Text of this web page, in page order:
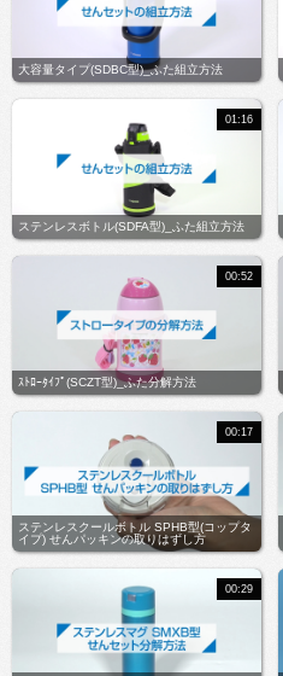
大容量タイプ(SDBC型)_ふた組立方法
ステンレスボトル(SDFA型)_ふた組立方法
01:16
ｽﾄﾛｰﾀｲﾌﾟ(SCZT型)_ふた分解方法
00:52
ステンレスクールボトル SPHB型(コップタ
イプ) せんパッキンの取りはずし方
00:17
00:29